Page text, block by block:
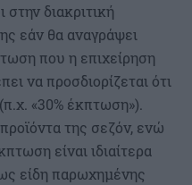
διακριτική
εάν θα αναγράψει
που η επιχείρηση
να προσδιορίζεται ότι
«30% έκπτωση»).
της σεζόν, ενώ
είναι ιδιαίτερα
είδη παρωχημένης